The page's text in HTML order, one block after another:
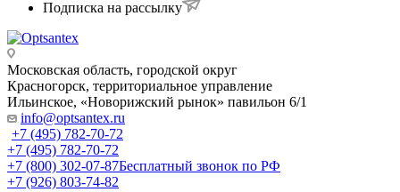
Подписка на рассылку
Московская область, городской округ
Красногорск, территориальное управление
Ильинское, «Новорижский рынок» павильон 6/1
info@optsantex.ru
+7 (495) 782-70-72
+7 (495) 782-70-72
+7 (800) 302-07-87Бесплатный звонок по РФ
+7 (926) 803-74-82